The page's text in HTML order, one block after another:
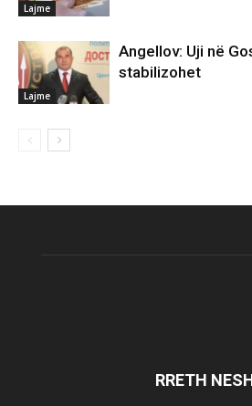
Lajme
Lajme
Angellov: Uji në
stabilizohet
RRETH